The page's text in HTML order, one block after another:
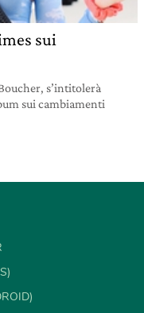
sui
s’intitolerà
sui cambiamenti